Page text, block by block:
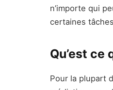
n’importe qui
certaines
Qu’est ce
Pour la plupart